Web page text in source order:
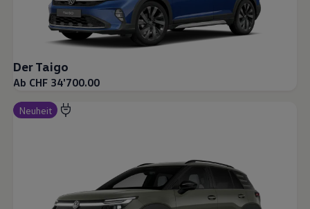
Der Taigo
Ab CHF 34'700.00
Neuheit